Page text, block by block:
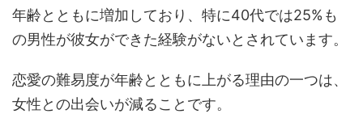
年齢とともに増加しており、特に40代では25%も
の男性が彼女ができた経験がないとされています。
恋愛の難易度が年齢とともに上がる理由の一つは、
女性との出会いが減ることです。